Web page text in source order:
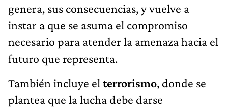
genera, sus consecuencias, y vuelve a
instar a que se asuma el compromiso
necesario para atender la amenaza hacia el
futuro que representa.
También incluye el terrorismo, donde se
plantea que la lucha debe darse